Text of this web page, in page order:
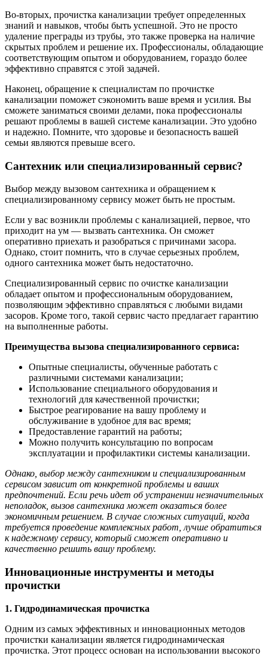
Во-вторых, прочистка канализации требует определенных
знаний и навыков, чтобы быть успешной. Это не просто
удаление преграды из трубы, это также проверка на наличие
скрытых проблем и решение их. Профессионалы, обладающие
соответствующим опытом и оборудованием, гораздо более
эффективно справятся с этой задачей.
Наконец, обращение к специалистам по прочистке
канализации поможет сэкономить ваше время и усилия. Вы
сможете заниматься своими делами, пока профессионалы
решают проблемы в вашей системе канализации. Это удобно
и надежно. Помните, что здоровье и безопасность вашей
семьи являются превыше всего.
Сантехник или специализированный сервис?
Выбор между вызовом сантехника и обращением к
специализированному сервису может быть не простым.
Если у вас возникли проблемы с канализацией, первое, что
приходит на ум — вызвать сантехника. Он сможет
оперативно приехать и разобраться с причинами засора.
Однако, стоит помнить, что в случае серьезных проблем,
одного сантехника может быть недостаточно.
Специализированный сервис по очистке канализации
обладает опытом и профессиональным оборудованием,
позволяющим эффективно справляться с любыми видами
засоров. Кроме того, такой сервис часто предлагает гарантию
на выполненные работы.
Преимущества вызова специализированного сервиса:
Опытные специалисты, обученные работать с
различными системами канализации;
Использование специального оборудования и
технологий для качественной прочистки;
Быстрое реагирование на вашу проблему и
обслуживание в удобное для вас время;
Предоставление гарантий на работы;
Можно получить консультацию по вопросам
эксплуатации и профилактики системы канализации.
Однако, выбор между сантехником и специализированным
сервисом зависит от конкретной проблемы и ваших
предпочтений. Если речь идет об устранении незначительных
неполадок, вызов сантехника может оказаться более
экономичным решением. В случае сложных ситуаций, когда
требуется проведение комплексных работ, лучше обратиться
к надежному сервису, который сможет оперативно и
качественно решить вашу проблему.
Инновационные инструменты и методы
прочистки
1. Гидродинамическая прочистка
Одним из самых эффективных и инновационных методов
прочистки канализации является гидродинамическая
прочистка. Этот процесс основан на использовании высокого